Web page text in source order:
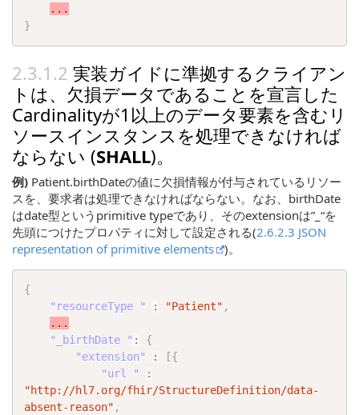
...
}
実装ガイドに準拠するクライアン
トは、欠損データであることを宣言した
Cardinalityが1以上のデータ要素を含むリ
ソースインスタンスを処理できなければ
ならない (SHALL)。
例) Patient.birthDateの値に欠損情報が付与されているリソー
スを、要求者は処理できなければならない。なお、birthDate
はdate型というprimitive typeであり、そのextensionは”_“を
先頭につけたプロパティに対して設定される(2.6.2.3 JSON
representation of primitive elements
)。
{
"resourceType "
: "Patient" ,
...
"_birthDate " :
{
"extension"
: [{
"url "
:
"http://hl7.org/fhir/StructureDefinition/data-
absent-reason" ,